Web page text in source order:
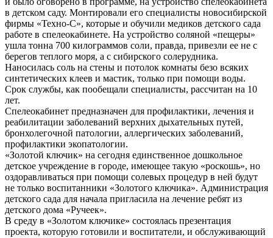
в детском саду. Монтировали его специалисты новосибирской
фирмы «Техно-С», которые и обучили медиков детского сада
работе в спелеокабинете. На устройство соляной «пещеры»
ушла тонна 700 килограммов соли, правда, привезли ее не с
берегов теплого моря, а с сибирского солерудника.
Наносилась соль на стены и потолок комнаты безо всяких
синтетических клеев и мастик, только при помощи воды.
Срок службы, как пообещали специалисты, рассчитан на 10
лет.
Спелеокабинет предназначен для профилактики, лечения и
реабилитации заболеваний верхних дыхательных путей,
бронхолегочной патологии, аллергических заболеваний,
профилактики экопатологии.
«Золотой ключик» на сегодня единственное дошкольное
детское учреждение в городе, имеющее такую «роскошь», но
оздоравливаться при помощи солевых процедур в ней будут
не только воспитанники «Золотого ключика». Администрация
детского сада для начала пригласила на лечение ребят из
детского дома «Ручеек».
В среду в «Золотом ключике» состоялась презентация
проекта, которую готовили и воспитатели, и обслуживающий